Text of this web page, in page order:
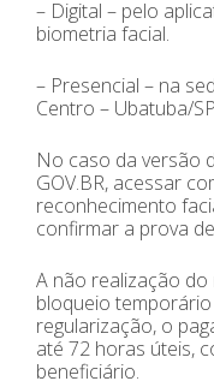
– Digital – pelo
biometria facial.
– Presencial – na
Centro – Ubatuba/
No caso da versão
GOV.BR, acessar
reconhecimento
confirmar a prova
A não realização
bloqueio
regularização, o
até 72 horas úteis,
beneficiário.